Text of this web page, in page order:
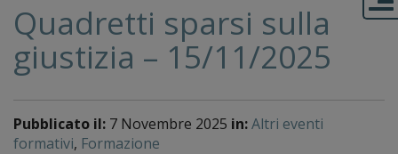
Quadretti sparsi sulla
giustizia – 15/11/2025
Pubblicato il: 7 Novembre 2025 in:Altri eventi
formativi, Formazione